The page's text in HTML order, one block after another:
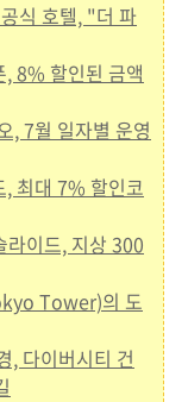
식 호텔, "더 파
8% 할인된 금액
, 7월 일자별 운영
최대 7% 할인코
이드, 지상 300
Tower)의 도
다이버시티 건